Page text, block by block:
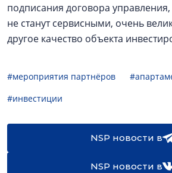
подписания договора управления,
не станут сервисными, очень
другое качество объекта
#мероприятия партнёров
#инвестиции
NSP новости в
NSP новости в